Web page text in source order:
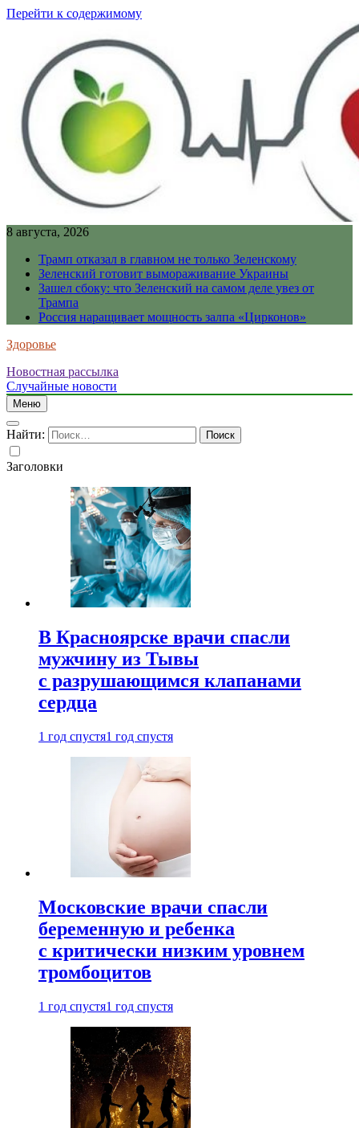
Перейти к содержимому
8 августа, 2026
Трамп отказал в главном не только Зеленскому
Зеленский готовит вымораживание Украины
Зашел сбоку: что Зеленский на самом деле увез от
Трампа
Россия наращивает мощность залпа «Цирконов»
Здоровье
Новостная рассылка
Случайные новости
Меню
Найти:
Заголовки
В Красноярске врачи спасли
мужчину из Тывы
с разрушающимся клапанами
сердца
1 год спустя1 год спустя
Московские врачи спасли
беременную и ребенка
с критически низким уровнем
тромбоцитов
1 год спустя1 год спустя